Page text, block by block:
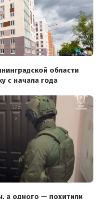
области
с начала года
а одного — похитили